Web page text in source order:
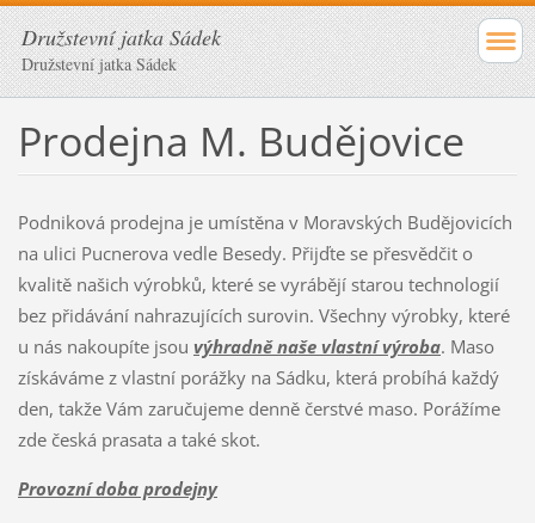
Družstevní jatka Sádek
Družstevní jatka Sádek
Prodejna M. Budějovice
Podniková prodejna je umístěna v Moravských Budějovicích
na ulici Pucnerova vedle Besedy. Přijďte se přesvědčit o
kvalitě našich výrobků, které se vyrábějí starou technologií
bez přidávání nahrazujících surovin. Všechny výrobky, které
u nás nakoupíte jsou výhradně naše vlastní výroba. Maso
získáváme z vlastní porážky na Sádku, která probíhá každý
den, takže Vám zaručujeme denně čerstvé maso. Porážíme
zde česká prasata a také skot.
Provozní doba prodejny